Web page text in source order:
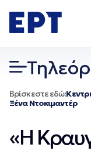
σε
περιεχόμενο
Βρίσκεστε εδώ:
Ξένα Ντοκιμαντέρ
«Η